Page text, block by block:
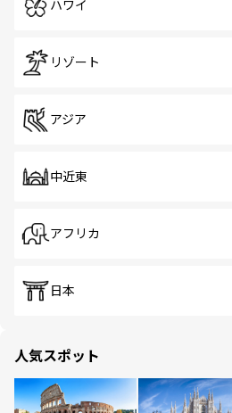
ハワイ
リゾート
アジア
中近東
アフリカ
日本
人気スポット